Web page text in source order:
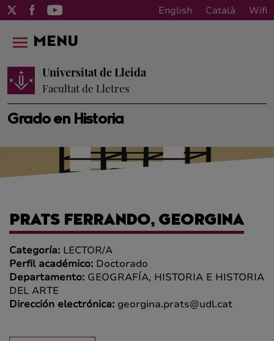
English Català Wifi
Grado en Historia
Universitat de Lleida
Facultat de Lletres
MENU
PRATS FERRANDO, GEORGINA
Categoría: LECTOR/A
Perfil académico: Doctorado
Departamento: GEOGRAFÍA, HISTORIA E HISTORIA
DEL ARTE
Dirección electrónica: georgina.prats@udl.cat